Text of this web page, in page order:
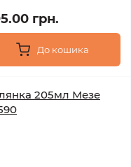
грн.
До кошика
205мл Мезе